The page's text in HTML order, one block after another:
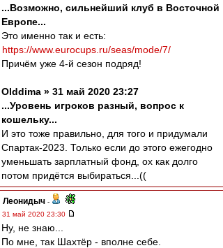
...Возможно, сильнейший клуб в Восточной
Европе...
Это именно так и есть:
https://www.eurocups.ru/seas/mode/7/
Причём уже 4-й сезон подряд!
Olddima » 31 май 2020 23:27
...Уровень игроков разный, вопрос к
кошельку...
И это тоже правильно, для того и придумали
Спартак-2023. Только если до этого ежегодно
уменьшать зарплатный фонд, ох как долго
потом придётся выбираться...((
Леонидыч -
31 май 2020 23:30
Ну, не знаю...
По мне, так Шахтёр - вполне себе.